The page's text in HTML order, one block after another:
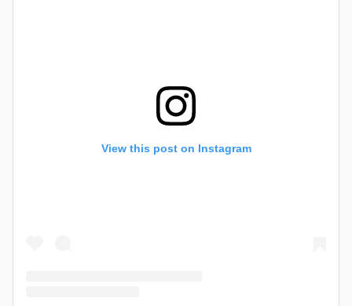
View this post on Instagram